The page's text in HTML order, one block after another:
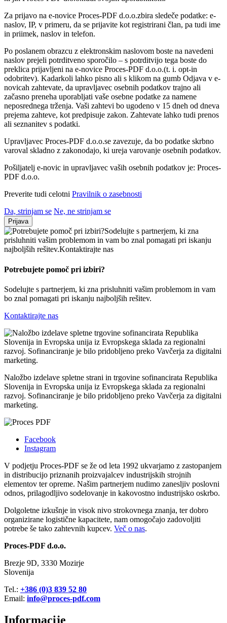
Za prijavo na e-novice Proces-PDF d.o.o.zbira sledeče podatke: e-
naslov, IP, v primeru, da se prijavite kot registrirani član, pa tudi ime
in priimek, naslov in telefon.
Po poslanem obrazcu z elektronskim naslovom boste na navedeni
naslov prejeli potrditveno sporočilo – s potrditvijo tega boste do
preklica prijavljeni na e-novice Proces-PDF d.o.o.(t. i. opt-in
odobritev). Kadarkoli lahko pisno ali s klikom na gumb Odjava v e-
novicah zahtevate, da upravljavec osebnih podatkov trajno ali
začasno preneha uporabljati vaše osebne podatke za namene
neposrednega trženja. Vaši zahtevi bo ugodeno v 15 dneh od dneva
prejema zahteve, kot predpisuje zakon. Zahtevate lahko tudi prenos
ali seznanitev s podatki.
Upravljavec Proces-PDF d.o.o.se zavezuje, da bo podatke skrbno
varoval skladno z zakonodajo, ki ureja varovanje osebnih podatkov.
Pošiljatelj e-novic in upravljavec vaših osebnih podatkov je: Proces-
PDF d.o.o.
Preverite tudi celotni Pravilnik o zasebnosti
Da, strinjam se Ne, ne strinjam se
Prijava
Potrebujete pomoč pri izbiri?
Sodelujte s partnerjem, ki zna prisluhniti vašim problemom in vam
bo znal pomagati pri iskanju najboljših rešitev.
Kontaktirajte nas
Naložbo izdelave spletne strani in trgovine sofinancirata Republika
Slovenija in Evropska unija iz Evropskega sklada za regionalni
razvoj. Sofinanciranje je bilo pridobljeno preko Vavčerja za digitalni
marketing.
Facebook
Instagram
V podjetju Proces-PDF se že od leta 1992 ukvarjamo z zastopanjem
in distribucijo priznanih proizvajalcev industrijskih strojnih
elementov ter opreme. Našim partnerjem nudimo zanesljiv poslovni
odnos, prilagodljivo sodelovanje in kakovostno industrijsko oskrbo.
Dolgoletne izkušnje in visok nivo strokovnega znanja, ter dobro
organizirane logistične kapacitete, nam omogočajo zadovoljiti
potrebe še tako zahtevnih kupcev. Več o nas.
Proces-PDF d.o.o.
Brezje 9D, 3330 Mozirje
Slovenija
Tel.: +386 (0)3 839 52 80
Email: info@proces-pdf.com
Informacije